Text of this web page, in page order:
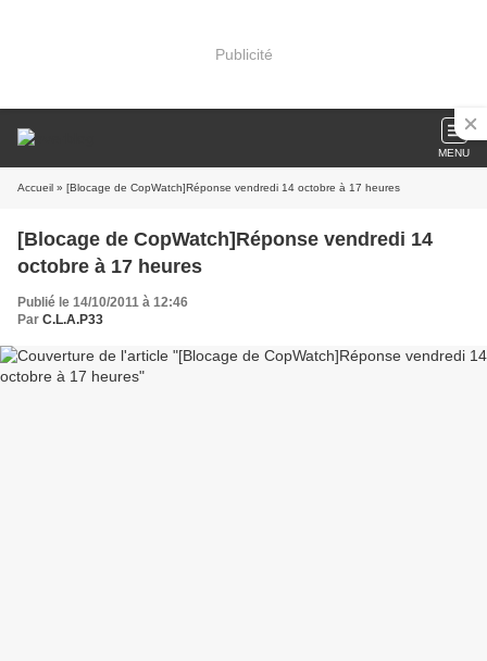
Publicité
MENU
Accueil » [Blocage de CopWatch]Réponse vendredi 14 octobre à 17 heures
[Blocage de CopWatch]Réponse vendredi 14
octobre à 17 heures
Publié le 14/10/2011 à 12:46
Par C.L.A.P33